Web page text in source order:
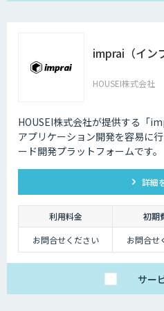
imprai（イン
HOUSEI株式会社
HOUSEI株式会社が提供する「
アプリケーション開発を容易に
ード開発プラットフォームです。
詳細
利用料金 初期
お問合せください
お問合せ
サー